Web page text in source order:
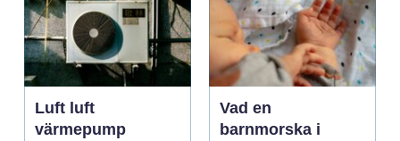
Luft luft
värmepump
Vad en
barnmorska i